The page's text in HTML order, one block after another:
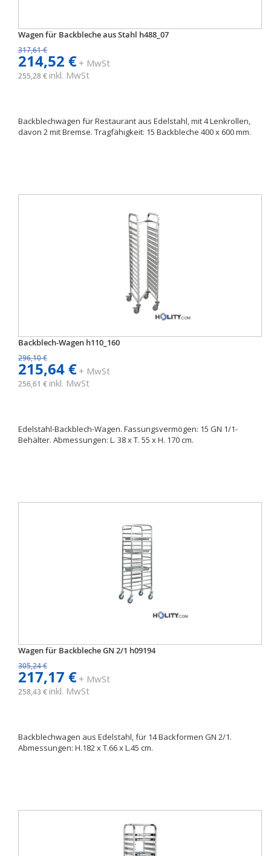
Wagen für Backbleche aus Stahl h488_07
317,61 €
214,52 €+ MwSt
255,28 € inkl. MwSt
Backblechwagen für Restaurant aus Edelstahl, mit 4 Lenkrollen,
davon 2 mit Bremse. Tragfähigkeit: 15 Backbleche 400 x 600 mm.
Backblech-Wagen h110_160
296,10 €
215,64 €+ MwSt
256,61 € inkl. MwSt
Edelstahl-Backblech-Wagen. Fassungsvermögen: 15 GN 1/1-
Behälter. Abmessungen: L. 38 x T. 55 x H. 170 cm.
Wagen für Backbleche GN 2/1 h09194
305,24 €
217,17 €+ MwSt
258,43 € inkl. MwSt
Backblechwagen aus Edelstahl, für 14 Backformen GN 2/1.
Abmessungen: H.182 x T.66 x L.45 cm.